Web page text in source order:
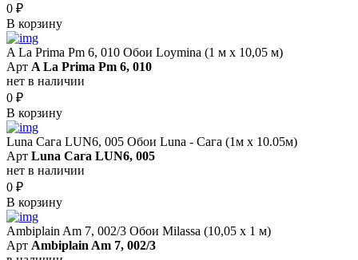
0 ₽
В корзину
A La Prima Pm 6, 010 Обои Loymina (1 м х 10,05 м)
Арт A La Prima Pm 6, 010
нет в наличии
0 ₽
В корзину
Luna Сага LUN6, 005 Обои Luna - Сага (1м х 10.05м)
Арт Luna Сага LUN6, 005
нет в наличии
0 ₽
В корзину
Ambiplain Am 7, 002/3 Обои Milassa (10,05 х 1 м)
Арт Ambiplain Am 7, 002/3